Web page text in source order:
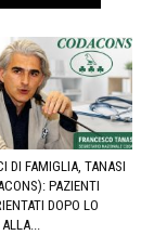
DI FAMIGLIA, TANASI
PAZIENTI
DOPO LO